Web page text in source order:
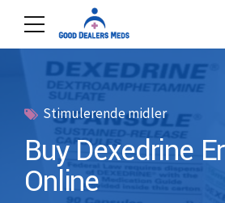
Stimulerende midler
Buy Dexedrine
Online